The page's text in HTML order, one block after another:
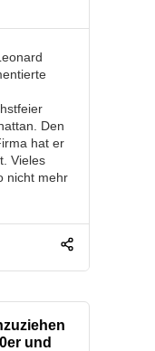
Den
hat er
Vieles
nicht mehr
und